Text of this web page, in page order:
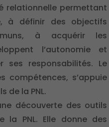
relationnelle permettant
à définir des objectifs
à acquérir les
l’autonomie et
ses responsabilités. Le
compétences, s’appuie
de la PNL.
découverte des outils
la PNL. Elle donne des